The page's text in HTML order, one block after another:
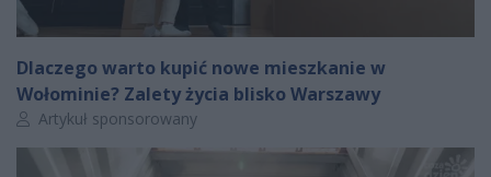
Dlaczego warto kupić nowe mieszkanie w
Wołominie? Zalety życia blisko Warszawy
Autor artykułu:
Artykuł sponsorowany